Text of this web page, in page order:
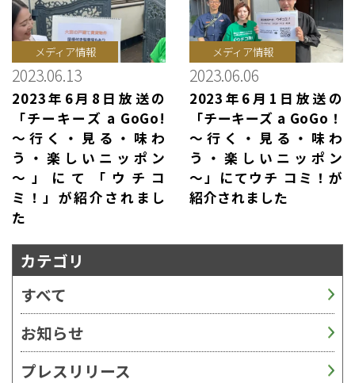
メディア情報
2023.06.13
2023年6月8日放送の
「チーキーズ a GoGo!
～行く・見る・味わ
う・楽しいニッポン
～」にて「ウチコ
ミ！」が紹介されまし
た
メディア情報
2023.06.06
2023年6月1日放送の
「チーキーズ a GoGo！
～行く・見る・味わ
う・楽しいニッポン
～」にてウチ コミ！が
紹介されました
カテゴリ
すべて
お知らせ
プレスリリース